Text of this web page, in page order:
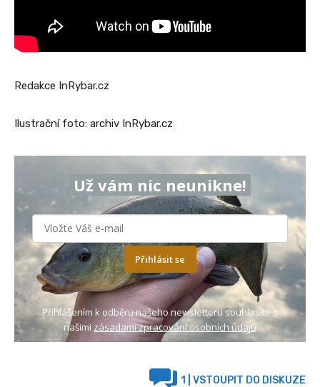
Redakce InRybar.cz
Ilustrační foto: archiv InRybar.cz
Už vám nic neunikne!
Přihlásit se
Přihlášením k odběru našeho newsletteru souhlasíte s
našimi zásadami zpracování osobních údajů
1 | VSTOUPIT DO DISKUZE